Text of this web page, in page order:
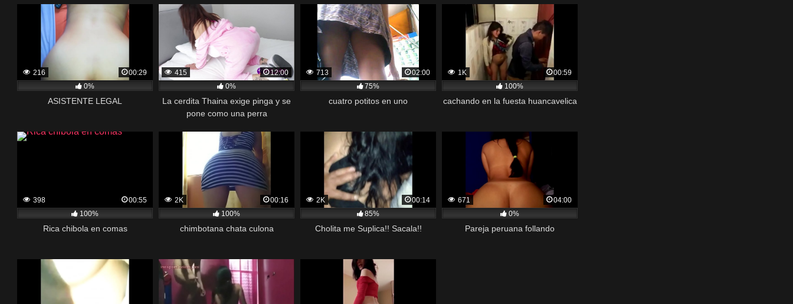
216
00:29
0%
ASISTENTE LEGAL
415
12:00
0%
La cerdita Thaina exige pinga y se
pone como una perra
713
02:00
75%
cuatro potitos en uno
1K
00:59
100%
cachando en la fuesta huancavelica
398
00:55
100%
Rica chibola en comas
2K
00:16
100%
chimbotana chata culona
2K
00:14
85%
Cholita me Suplica!! Sacala!!
671
04:00
0%
Pareja peruana follando